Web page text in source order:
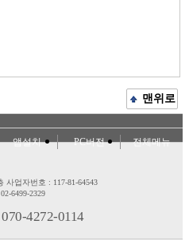
맨위로
앱설치 PC버전 전체메뉴
사업자번호 : 117-81-64543
6499-2329
070-4272-0114